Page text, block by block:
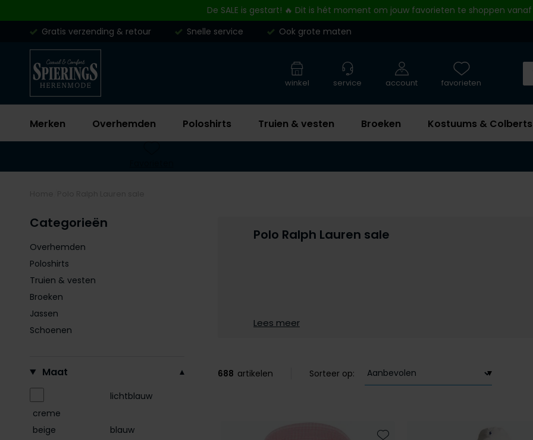
De SALE is gestart! 🔥 Dit is hét moment om jouw favorieten te shoppen vanaf
Gratis verzending & retour
Snelle service Ook grote maten
Merken Overhemden Poloshirts Truien & vesten Broeken Kostuums & Colberts
winkel service account favorieten
Polo Ralph Lauren sale
Lees meer
Categorieën
Overhemden
Poloshirts
Truien & vesten
Broeken
Jassen
Schoenen
Maat
creme
lichtblauw
beige
blauw
688 artikelen Sorteer op: